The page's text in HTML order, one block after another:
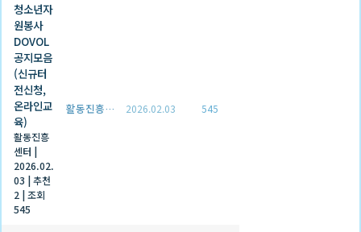
청소년자
원봉사
DOVOL
공지모음
(신규터
전신청,
온라인교
육)
활동진흥
센터 |
2026.02.
03 |추천
2 |조회
545
활동진흥센터 2026.02.03 545